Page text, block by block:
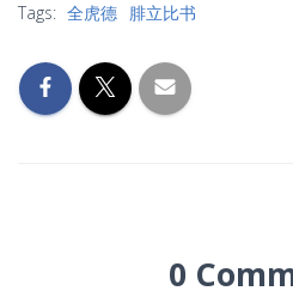
Tags: 全虎德 腓立比书
0